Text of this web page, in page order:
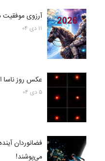
آرزوی موفقیت در
۱۱ دی ۰۴
عکس روز ناسا
۵ دی ۰۴
فضانوردان
می‌پوشند!